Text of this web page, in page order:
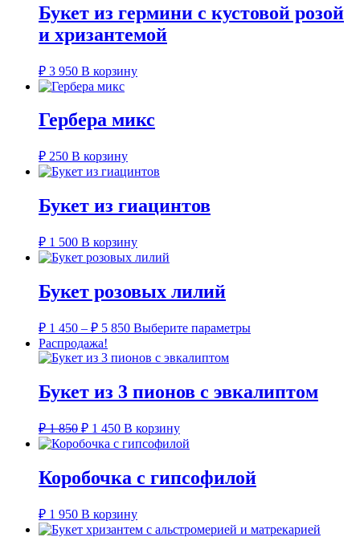
Букет из гермини с кустовой розой
и хризантемой
₽ 3 950 В корзину
Гербера микс
₽ 250 В корзину
Букет из гиацинтов
₽ 1 500 В корзину
Букет розовых лилий
₽ 1 450 – ₽ 5 850Диапазон
₽ 1
₽ 5
Выберите параметрыЭтот
Опции
товара.
Распродажа!
Букет из 3 пионов с эвкалиптом
₽1 850 Первоначальная
цена
составляла
₽ 1
850.
₽ 1 450Текущая
цена:
В корзину
Коробочка с гипсофилой
₽ 1 950 В корзину